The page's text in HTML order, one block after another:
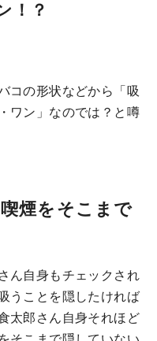
！？
コの形状などから「吸
ワン」なのでは？と噂
煙をそこまで
ん自身もチェックされ
うことを隠したければ
太郎さん自身それほど